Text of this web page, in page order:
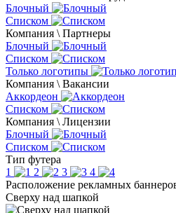
Блочный
Списком
Компания \ Партнеры
Блочный
Списком
Только логотипы
Компания \ Вакансии
Аккордеон
Списком
Компания \ Лицензии
Блочный
Списком
Тип футера
1
2 3
4
Расположение рекламных
Сверху над шапкой